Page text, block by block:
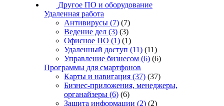
Другое ПО и оборудование
Удаленная работа
Антивирусы (7) (7)
Ведение дел (3) (3)
Офисное ПО (1) (1)
Удаленный доступ (11) (11)
Управление бизнесом (6) (6)
Программы для смартфонов
Карты и навигация (37) (37)
Бизнес-приложения, менеджеры,
органайзеры (6) (6)
Защита информации (2) (2)